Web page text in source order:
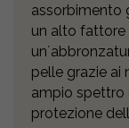
assorbimento
un alto fattore
pelle grazie ai
ampio spettro
protezione